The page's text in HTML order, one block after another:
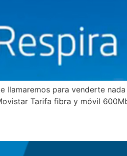
llamaremos para venderte
Movistar Tarifa fibra